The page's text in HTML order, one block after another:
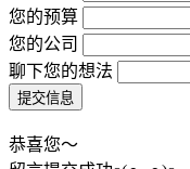
您的预算
您的公司
聊下您的想法
恭喜您～